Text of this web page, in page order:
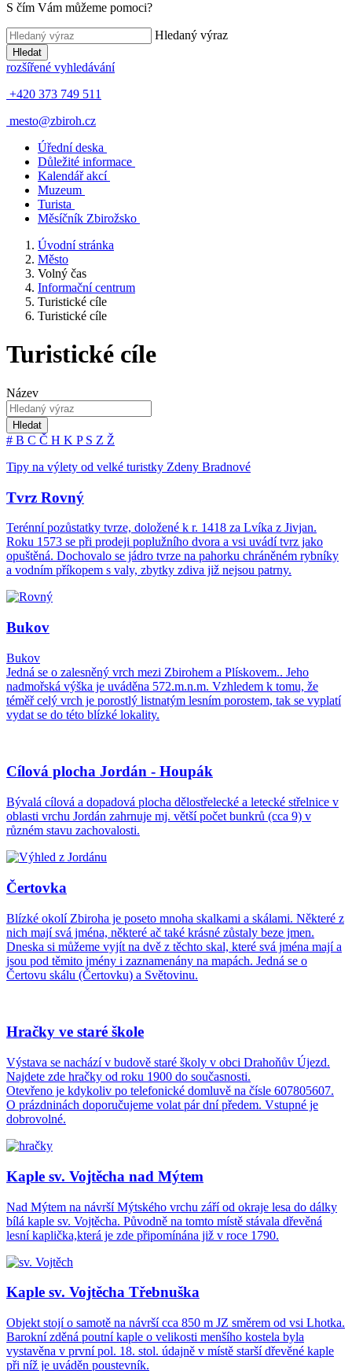
S čím Vám můžeme pomoci?
Hledaný výraz
Hledat
rozšířené vyhledávání
+420 373 749 511
mesto@zbiroh.cz
Úřední deska
Důležité informace
Kalendář akcí
Muzeum
Turista
Měsíčník Zbirožsko
Úvodní stránka
Město
Volný čas
Informační centrum
Turistické cíle
Turistické cíle
Turistické cíle
Název
Hledat
# B C Č H K P S Z Ž
Tipy na výlety od velké turistky Zdeny Bradnové
Tvrz Rovný
Terénní pozůstatky tvrze, doložené k r. 1418 za Lvíka z Jivjan.
Roku 1573 se při prodeji poplužního dvora a vsi uvádí tvrz jako
opuštěná. Dochovalo se jádro tvrze na pahorku chráněném rybníky
a vodním příkopem s valy, zbytky zdiva již nejsou patrny.
Bukov
Bukov
Jedná se o zalesněný vrch mezi Zbirohem a Plískovem.. Jeho
nadmořská výška je uváděna 572.m.n.m. Vzhledem k tomu, že
téměř celý vrch je porostlý listnatým lesním porostem, tak se vyplatí
vydat se do této blízké lokality.
Cílová plocha Jordán - Houpák
Bývalá cílová a dopadová plocha dělostřelecké a letecké střelnice v
oblasti vrchu Jordán zahrnuje mj. větší počet bunkrů (cca 9) v
různém stavu zachovalosti.
Čertovka
Blízké okolí Zbiroha je poseto mnoha skalkami a skálami. Některé z
nich mají svá jména, některé ač také krásné zůstaly beze jmen.
Dneska si můžeme vyjít na dvě z těchto skal, které svá jména mají a
jsou pod těmito jmény i zaznamenány na mapách. Jedná se o
Čertovu skálu (Čertovku) a Světovinu.
Hračky ve staré škole
Výstava se nachází v budově staré školy v obci Drahoňův Újezd.
Najdete zde hračky od roku 1900 do současnosti.
Otevřeno je kdykoliv po telefonické domluvě na čísle 607805607.
O prázdninách doporučujeme volat pár dní předem. Vstupné je
dobrovolné.
Kaple sv. Vojtěcha nad Mýtem
Nad Mýtem na návrší Mýtského vrchu září od okraje lesa do dálky
bílá kaple sv. Vojtěcha. Původně na tomto místě stávala dřevěná
lesní kaplička,která je zde připomínána již v roce 1790.
Kaple sv. Vojtěcha Třebnuška
Objekt stojí o samotě na návrší cca 850 m JZ směrem od vsi Lhotka.
Barokní zděná poutní kaple o velikosti menšího kostela byla
vystavěna v první pol. 18. stol. údajně v místě starší dřevěné kaple
při níž je uváděn poustevník.